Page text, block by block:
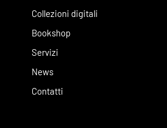
Collezioni digitali
Bookshop
Servizi
News
Contatti